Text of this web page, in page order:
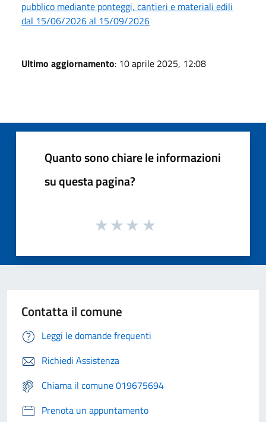
pubblico mediante ponteggi, cantieri e materiali edili
dal 15/06/2026 al 15/09/2026
Ultimo aggiornamento: 10 aprile 2025, 12:08
Quanto sono chiare le informazioni
su questa pagina?
Contatta il comune
Leggi le domande frequenti
Richiedi Assistenza
Chiama il comune 019675694
Prenota un appuntamento